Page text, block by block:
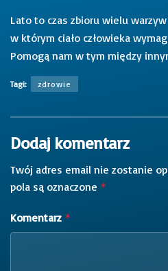
Lato to czas zbioru wielu
w którym ciało człowieka
Pomogą nam w tym między
Tagi: zdrowie
Dodaj komentarz
Twój adres email nie zostanie
pola są oznaczone *
Komentarz *